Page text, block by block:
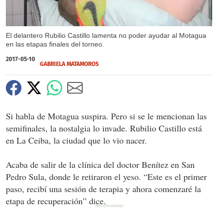
El delantero Rubilio Castillo lamenta no poder ayudar al Motagua
en las etapas finales del torneo.
2017-05-10
GABRIELA MATAMOROS
Si habla de Motagua suspira. Pero si se le mencionan las
semifinales, la nostalgia lo invade. Rubilio Castillo está
en La Ceiba, la ciudad que lo vio nacer.
Acaba de salir de la clínica del doctor Benítez en San
Pedro Sula, donde le retiraron el yeso. “Este es el primer
paso, recibí una sesión de terapia y ahora comenzaré la
etapa de recuperación” dice.